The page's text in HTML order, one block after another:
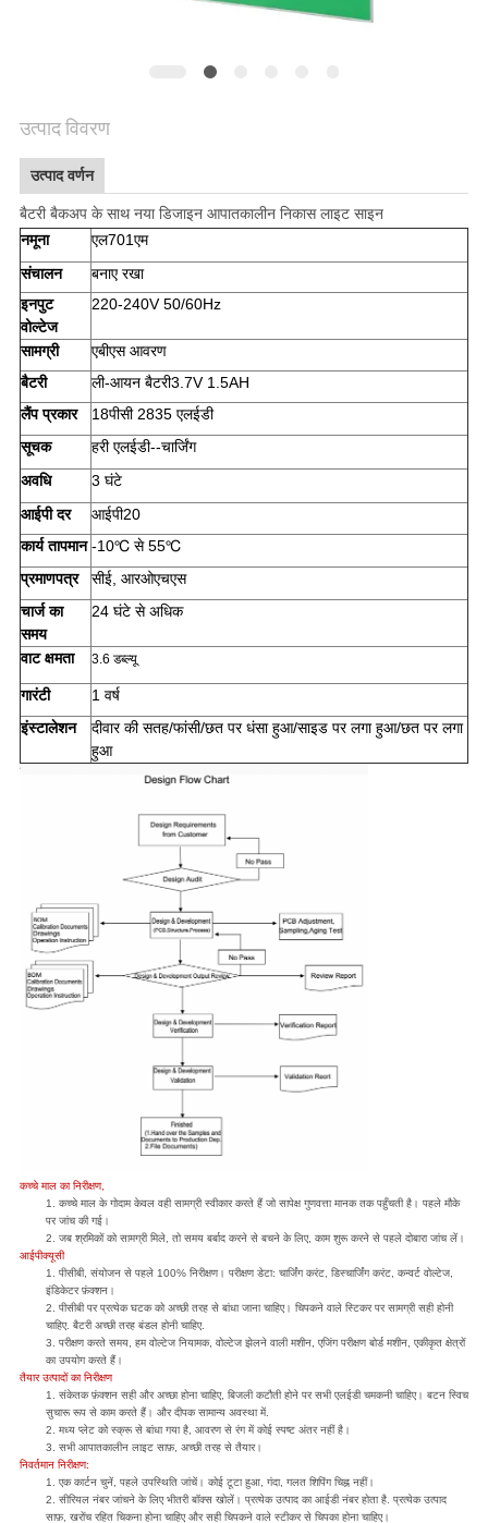
नीति
उत्पाद विवरण
उत्पाद वर्णन
बैटरी बैकअप के साथ नया डिजाइन आपातकालीन निकास लाइट साइन
नमूना
एल701एम
संचालन
बनाए रखा
इनपुट
वोल्टेज
220-240V 50/60Hz
सामग्री
एबीएस आवरण
बैटरी
ली-आयन बैटरी3.7V 1.5AH
लैंप प्रकार
18पीसी 2835 एलईडी
सूचक
हरी एलईडी--चार्जिंग
अवधि
3 घंटे
आईपी ​​दर
आईपी20
कार्य तापमान -10℃ से 55℃
प्रमाणपत्र
सीई, आरओएचएस
चार्ज का
समय
24 घंटे से अधिक
वाट क्षमता 3.6 डब्ल्यू
गारंटी
1 वर्ष
इंस्टालेशन
दीवार की सतह/फांसी/छत पर धंसा हुआ/साइड पर लगा हुआ/छत पर लगा
हुआ
कच्चे माल का निरीक्षण,
1. कच्चे माल के गोदाम केवल वही सामग्री स्वीकार करते हैं जो सापेक्ष गुणवत्ता मानक तक पहुँचती है। पहले मौके
पर जांच की गई।
2. जब श्रमिकों को सामग्री मिले, तो समय बर्बाद करने से बचने के लिए, काम शुरू करने से पहले दोबारा जांच लें।
आईपीक्यूसी
1. पीसीबी, संयोजन से पहले 100% निरीक्षण। परीक्षण डेटा: चार्जिंग करंट, डिस्चार्जिंग करंट, कन्वर्ट वोल्टेज,
इंडिकेटर फ़ंक्शन।
2. पीसीबी पर प्रत्येक घटक को अच्छी तरह से बांधा जाना चाहिए। चिपकने वाले स्टिकर पर सामग्री सही होनी
चाहिए. बैटरी अच्छी तरह बंडल होनी चाहिए.
3. परीक्षण करते समय, हम वोल्टेज नियामक, वोल्टेज झेलने वाली मशीन, एजिंग परीक्षण बोर्ड मशीन, एकीकृत क्षेत्रों
का उपयोग करते हैं।
तैयार उत्पादों का निरीक्षण
1. संकेतक फ़ंक्शन सही और अच्छा होना चाहिए, बिजली कटौती होने पर सभी एलईडी चमकनी चाहिए। बटन स्विच
सुचारू रूप से काम करते हैं। और दीपक सामान्य अवस्था में.
2. मध्य प्लेट को स्क्रू से बांधा गया है, आवरण से रंग में कोई स्पष्ट अंतर नहीं है।
3. सभी आपातकालीन लाइट साफ़, अच्छी तरह से तैयार।
निवर्तमान निरीक्षण:
1. एक कार्टन चुनें, पहले उपस्थिति जांचें। कोई टूटा हुआ, गंदा, गलत शिपिंग चिह्न नहीं।
2. सीरियल नंबर जांचने के लिए भीतरी बॉक्स खोलें। प्रत्येक उत्पाद का आईडी नंबर होता है. प्रत्येक उत्पाद
साफ़, खरोंच रहित चिकना होना चाहिए और सही चिपकने वाले स्टीकर से चिपका होना चाहिए।